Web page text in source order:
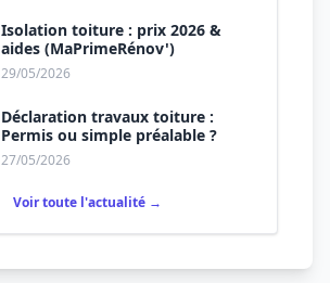
Isolation toiture : prix 2026 &
aides (MaPrimeRénov')
29/05/2026
Déclaration travaux toiture :
Permis ou simple préalable ?
27/05/2026
Voir toute l'actualité →